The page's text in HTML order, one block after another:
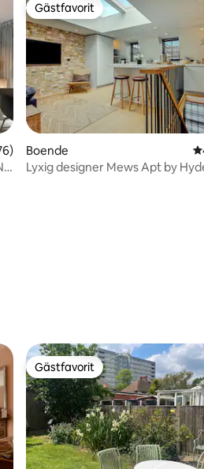
i genomsnittligt betyg, 76 omdömen
Gästfavorit
Gästfavorit
Boende
Lyxig designer Mews Apt by
Gästfavorit
Gästfavorit